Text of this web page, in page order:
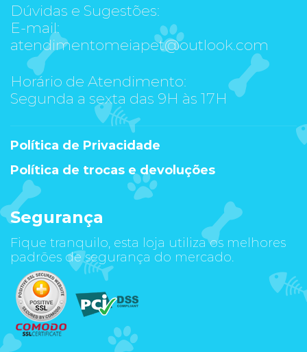
Dúvidas e Sugestões:
E-mail:
atendimentomeiapet@outlook.com
Horário de Atendimento:
Segunda a sexta das 9H às 17H
Política de Privacidade
Política de trocas e devoluções
Segurança
Fique tranquilo, esta loja utiliza os melhores
padrões de segurança do mercado.